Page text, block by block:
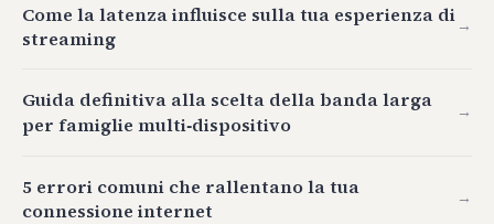
Come la latenza influisce sulla tua esperienza di
streaming
→
Guida definitiva alla scelta della banda larga
per famiglie multi‑dispositivo
→
5 errori comuni che rallentano la tua
connessione internet
→